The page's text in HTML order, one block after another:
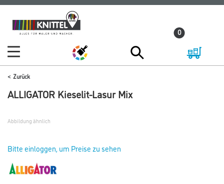
Zum
Inhalt
Zum
Navigationsmenü
0
Zurück
ALLIGATOR Kieselit-Lasur Mix
Abbildung ähnlich
Bitte einloggen, um Preise zu sehen